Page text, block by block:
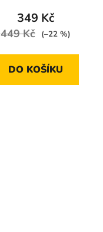
je
5,0
hvězdiček.
349 Kč
449 Kč (–22 %)
DO KOŠÍKU